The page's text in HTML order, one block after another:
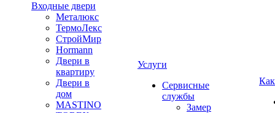
Входные двери
Металюкс
ТермоЛекс
СтройМир
Hormann
Двери в
квартиру
Двери в
дом
MASTINO
Услуги
Сервисные
службы
Замер